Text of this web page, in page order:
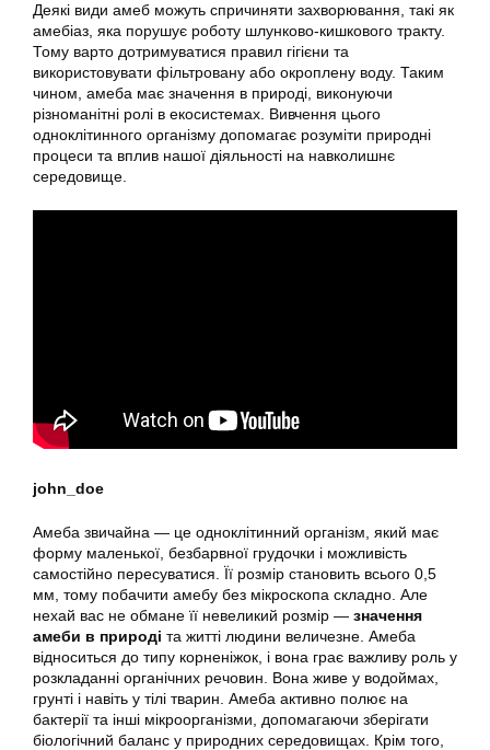
Деякі види амеб можуть спричиняти захворювання, такі як
амебіаз, яка порушує роботу шлунково-кишкового тракту.
Тому варто дотримуватися правил гігієни та
використовувати фільтровану або окроплену воду. Таким
чином, амеба має значення в природі, виконуючи
різноманітні ролі в екосистемах. Вивчення цього
одноклітинного організму допомагає розуміти природні
процеси та вплив нашої діяльності на навколишнє
середовище.
john_doe
Амеба звичайна — це одноклітинний організм, який має
форму маленької, безбарвної грудочки і можливість
самостійно пересуватися. Її розмір становить всього 0,5
мм, тому побачити амебу без мікроскопа складно. Але
нехай вас не обмане її невеликий розмір — значення
амеби в природі та житті людини величезне. Амеба
відноситься до типу корненіжок, і вона грає важливу роль у
розкладанні органічних речовин. Вона живе у водоймах,
грунті і навіть у тілі тварин. Амеба активно полює на
бактерії та інші мікроорганізми, допомагаючи зберігати
біологічний баланс у природних середовищах. Крім того,